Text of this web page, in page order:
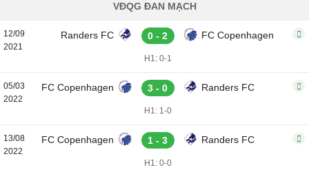
VĐQG ĐAN MẠCH
12/09
2021
Randers FC 0 - 2 FC Copenhagen
H1: 0-1
05/03
2022
FC Copenhagen 3 - 0 Randers FC
H1: 1-0
13/08
2022
FC Copenhagen 1 - 3 Randers FC
H1: 0-0